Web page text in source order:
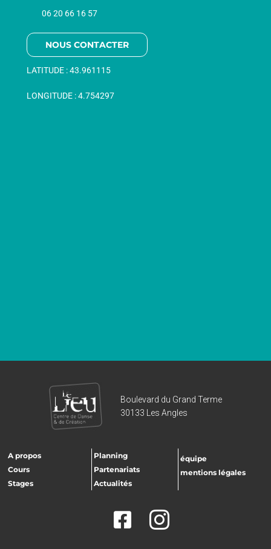
06 20 66 16 57
NOUS CONTACTER
LATITUDE :43.961115
LONGITUDE :4.754297
Boulevard du Grand Terme
30133 Les Angles
A propos
Cours
Stages
Planning
Partenariats
Actualités
équipe
mentions légales